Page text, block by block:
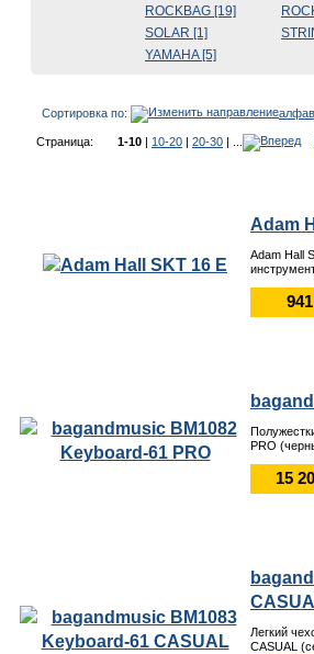
ROCKBAG [19]
SOLAR [1]
YAMAHA [5]
Сортировка по:
Страница: 1-10 | 10-20 | 20-30 | ...
Adam
Adam Hall
PRO
15
Легкий
CASUAL